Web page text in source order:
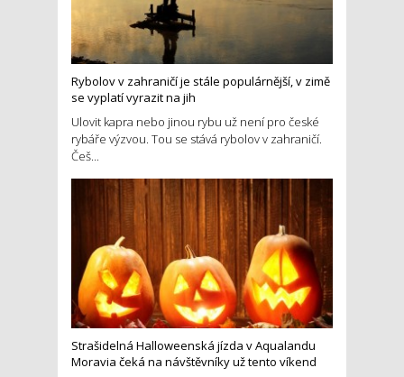
Rybolov v zahraničí je stále populárnější, v zimě
se vyplatí vyrazit na jih
Ulovit kapra nebo jinou rybu už není pro české
rybáře výzvou. Tou se stává rybolov v zahraničí.
Češ...
Strašidelná Halloweenská jízda v Aqualandu
Moravia čeká na návštěvníky už tento víkend